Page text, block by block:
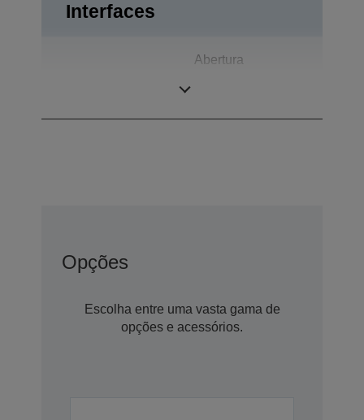
Interfaces
Abertura
Opções
Escolha entre uma vasta gama de
opções e acessórios.